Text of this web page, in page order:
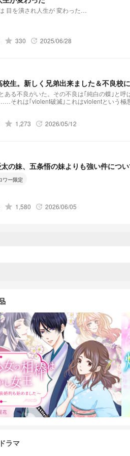
目を潰され人生が 変わった…
grade 330 update 2025/06/28
校生。新しく兄弟出来ました＆不良校
ある不良がいた。その不良は｢純白の蝶｣と
それは｢violent破滅｣これはviolentという極
grade 1,273 update 2026/05/12
の妹、五条悟の妹よりも強い件につ
ワー限定
grade 1,580 update 2026/06/05
ラマ